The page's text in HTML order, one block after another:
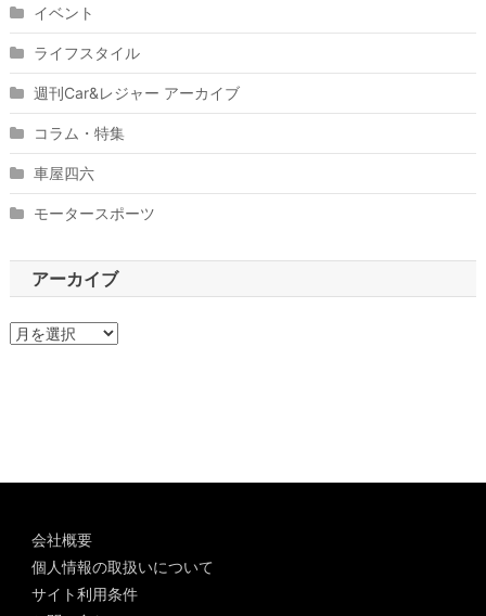
イベント
ライフスタイル
週刊Car&レジャー アーカイブ
コラム・特集
車屋四六
モータースポーツ
アーカイブ
ア
会社概要
個人情報の取扱いについて
サイト利用条件